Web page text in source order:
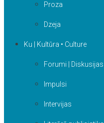
Proza
Dzeja
Ku | Kultūra • Culture
Forumi | Diskusijas
Impulsi
Intervijas